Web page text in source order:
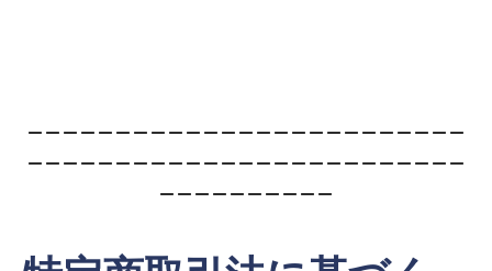
ｰｰｰｰｰｰｰｰｰｰｰｰｰｰｰｰｰｰｰｰｰｰｰｰｰ
ｰｰｰｰｰｰｰｰｰｰｰｰｰｰｰｰｰｰｰｰｰｰｰｰｰ
ｰｰｰｰｰｰｰｰｰｰ